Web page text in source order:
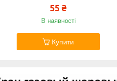
55 ₴
В наявності
Купити